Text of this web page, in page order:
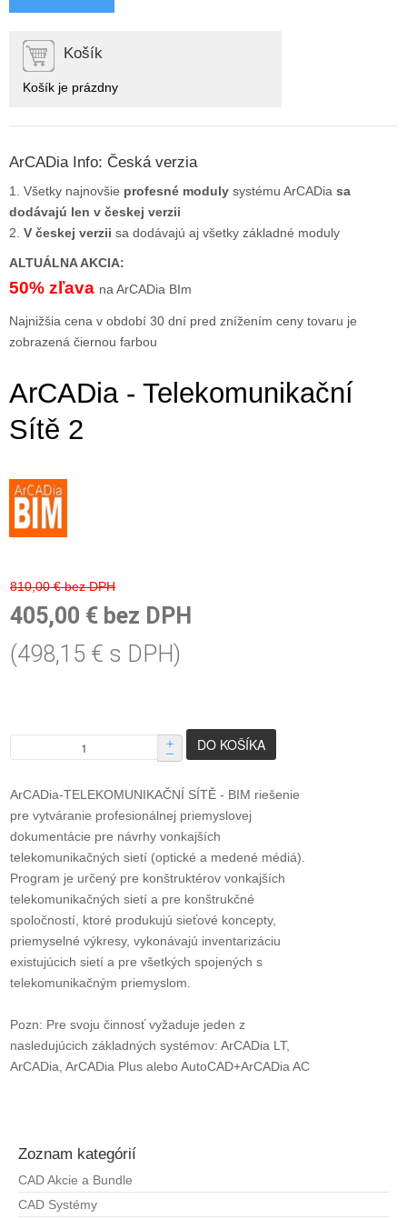
Košík
Košík je prázdny
ArCADia Info: Česká verzia
1. Všetky najnovšie profesné moduly systému ArCADia sa
dodávajú len v českej verzii
2. V českej verzii sa dodávajú aj všetky základné moduly
ALTUÁLNA AKCIA:
50% zľava na ArCADia BIm
Najnižšia cena v období 30 dní pred znížením ceny tovaru je
zobrazená čiernou farbou
ArCADia - Telekomunikační
Sítě 2
810,00 € bez DPH
405,00 € bez DPH
(498,15 € s DPH)
+
–
ArCADia-TELEKOMUNIKAČNÍ SÍTĚ - BIM riešenie
pre vytváranie profesionálnej priemyslovej
dokumentácie pre návrhy vonkajších
telekomunikačných sietí (optické a medené médiá).
Program je určený pre konštruktérov vonkajších
telekomunikačných sietí a pre konštrukčné
spoločností, ktoré produkujú sieťové koncepty,
priemyselné výkresy, vykonávajú inventarizáciu
existujúcich sietí a pre všetkých spojených s
telekomunikačným priemyslom.
Pozn: Pre svoju činnosť vyžaduje jeden z
nasledujúcich základných systémov: ArCADia LT,
ArCADia, ArCADia Plus alebo AutoCAD+ArCADia AC
Zoznam kategórií
CAD Akcie a Bundle
CAD Systémy